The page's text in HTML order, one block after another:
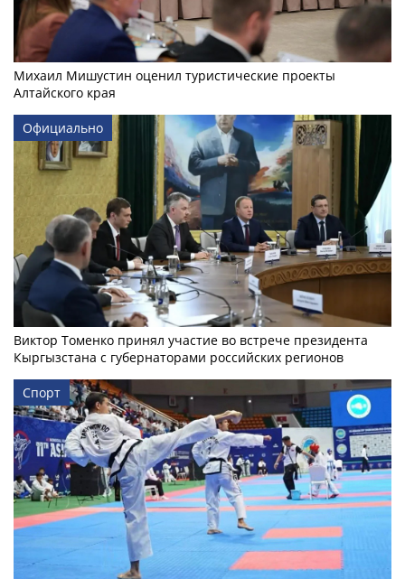
Михаил Мишустин оценил туристические проекты
Алтайского края
Официально
Виктор Томенко принял участие во встрече президента
Кыргызстана с губернаторами российских регионов
Спорт